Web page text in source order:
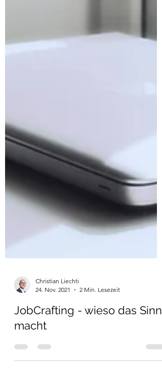
Christian Liechti
24. Nov. 2021
2 Min. Lesezeit
macht